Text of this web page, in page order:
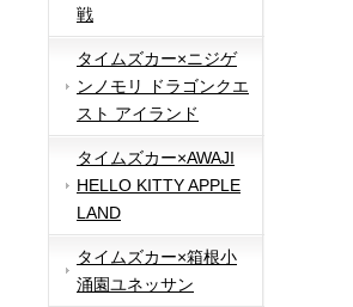
戦
タイムズカー×ニジゲ
ンノモリ ドラゴンクエ
スト アイランド
タイムズカー×AWAJI
HELLO KITTY APPLE
LAND
タイムズカー×箱根小
涌園ユネッサン